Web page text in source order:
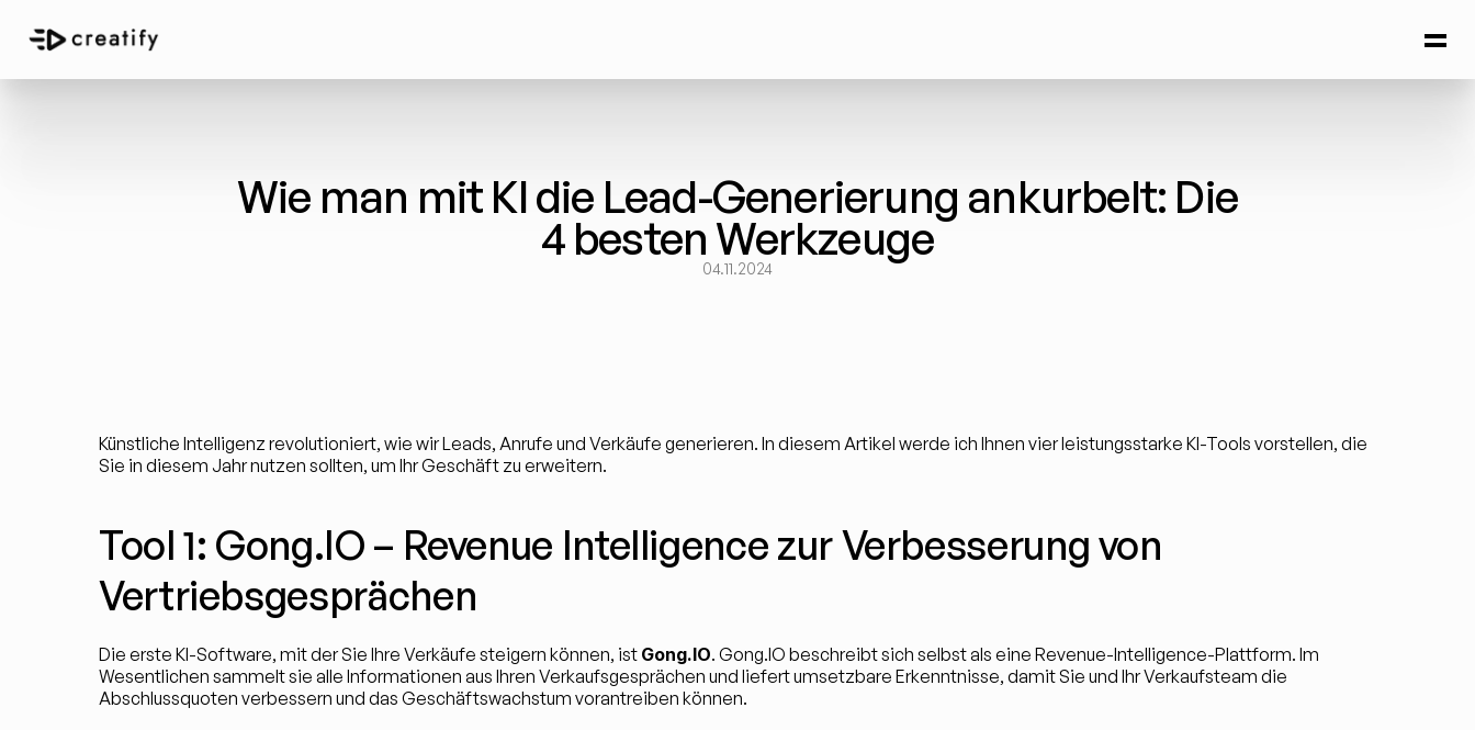
Wie man mit KI die Lead-Generierung ankurbelt: Die
4 besten Werkzeuge
04.11.2024
Künstliche Intelligenz revolutioniert, wie wir Leads, Anrufe und Verkäufe generieren. In diesem Artikel werde ich Ihnen vier leistungsstarke KI-Tools vorstellen, die
Sie in diesem Jahr nutzen sollten, um Ihr Geschäft zu erweitern.
Tool 1: Gong.IO – Revenue Intelligence zur Verbesserung von
Vertriebsgesprächen
Die erste KI-Software, mit der Sie Ihre Verkäufe steigern können, ist Gong.IO. Gong.IO beschreibt sich selbst als eine Revenue-Intelligence-Plattform. Im
Wesentlichen sammelt sie alle Informationen aus Ihren Verkaufsgesprächen und liefert umsetzbare Erkenntnisse, damit Sie und Ihr Verkaufsteam die
Abschlussquoten verbessern und das Geschäftswachstum vorantreiben können.